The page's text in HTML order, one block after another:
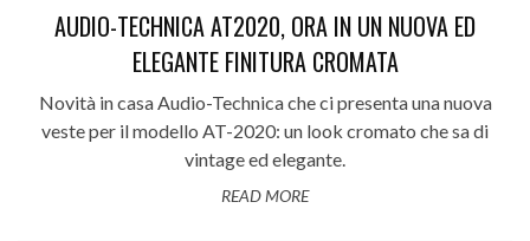
AUDIO-TECHNICA AT2020, ORA IN UN NUOVA ED
ELEGANTE FINITURA CROMATA
Novità in casa Audio-Technica che ci presenta una nuova
veste per il modello AT-2020: un look cromato che sa di
vintage ed elegante.
READ MORE